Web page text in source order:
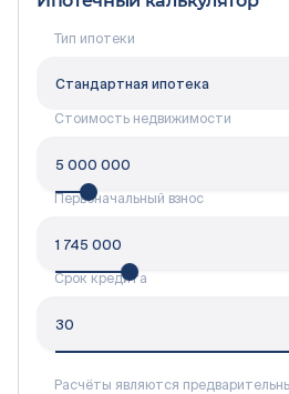
Тип ипотеки
Cтандартная ипотека
Стоимость недвижимости
Первоначальный взнос
Срок кредита
Расчёты являются